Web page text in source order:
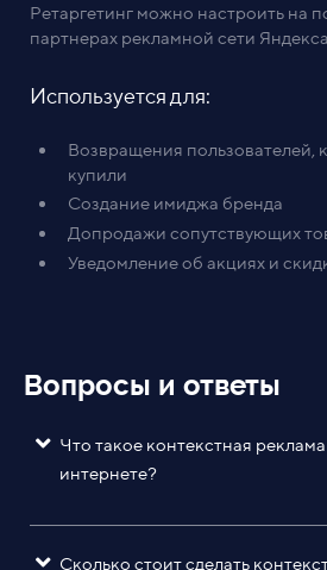
Ретаргетинг можно настроить на
партнерах рекламной сети
Используется для:
Возвращения пользователей,
купили
Создание имиджа бренда
Допродажи сопутствующих
Уведомление об акциях и
Вопросы и ответы
Что такое контекстная
интернете?
Сколько стоит сделать